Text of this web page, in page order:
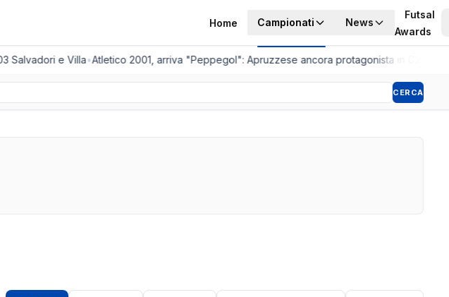
Home Campionati News
Futsal
Awards
Salvadori e Villa•Atletico 2001, arriva "Peppegol": Apruzzese ancora protagonista in C2
CERCA